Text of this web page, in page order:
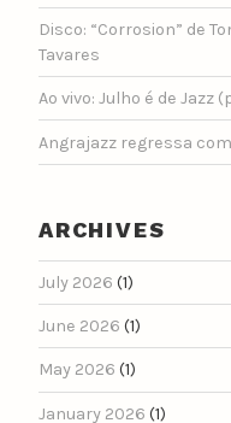
Disco: “Corrosion” de
Tavares
Ao vivo: Julho é de Jazz
Angrajazz regressa
ARCHIVES
July 2026 (1)
June 2026 (1)
May 2026 (1)
January 2026 (1)